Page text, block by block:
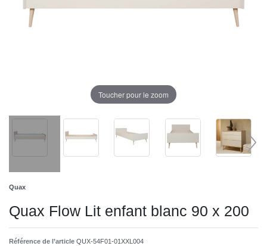
Toucher pour le zoom
Quax
Quax Flow Lit enfant blanc 90 x 200
Référence de l’article QUX-54F01-01XXL004